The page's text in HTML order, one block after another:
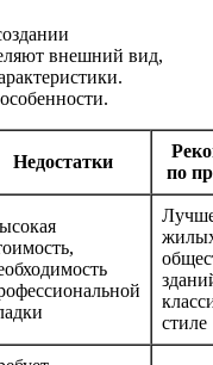
внешний вид,
Недостатки
по
стиле